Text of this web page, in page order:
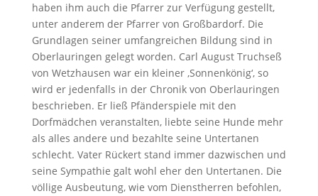
haben ihm auch die Pfarrer zur Verfügung gestellt,
unter anderem der Pfarrer von Großbardorf. Die
Grundlagen seiner umfangreichen Bildung sind in
Oberlauringen gelegt worden. Carl August Truchseß
von Wetzhausen war ein kleiner ‚Sonnenkönig‘, so
wird er jedenfalls in der Chronik von Oberlauringen
beschrieben. Er ließ Pfänderspiele mit den
Dorfmädchen veranstalten, liebte seine Hunde mehr
als alles andere und bezahlte seine Untertanen
schlecht. Vater Rückert stand immer dazwischen und
seine Sympathie galt wohl eher den Untertanen. Die
völlige Ausbeutung, wie vom Dienstherren befohlen,